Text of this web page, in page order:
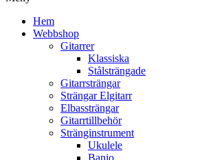
Hem
Webbshop
Gitarrer
Klassiska
Stålsträngade
Gitarrsträngar
Strängar Elgitarr
Elbassträngar
Gitarrtillbehör
Stränginstrument
Ukulele
Banjo